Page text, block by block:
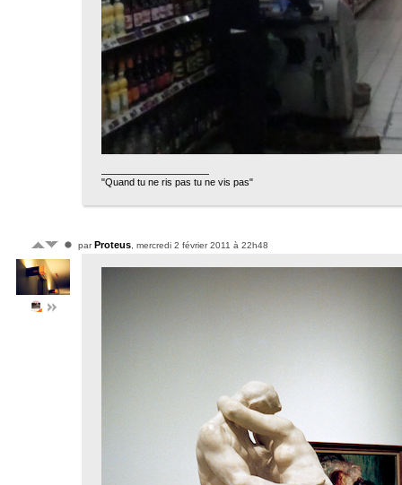
"Quand tu ne ris pas tu ne vis pas"
parProteus , mercredi 2 février 2011 à 22h48